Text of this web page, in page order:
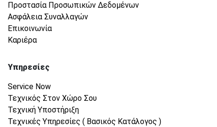
Προστασία Προσωπικών Δεδομένων
Ασφάλεια Συναλλαγών
Επικοινωνία
Καριέρα
Υπηρεσίες
Service Now
Τεχνικός Στον Χώρο Σου
Τεχνική Υποστήριξη
Τεχνικές Υπηρεσίες ( Βασικός Κατάλογος )